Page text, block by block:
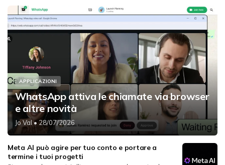
APPLICAZIONI
WhatsApp attiva le chiamate via browser
e altre novità
Jo Val• 28/07/2026
Meta AI può agire per tuo conto e portare a
termine i tuoi progetti